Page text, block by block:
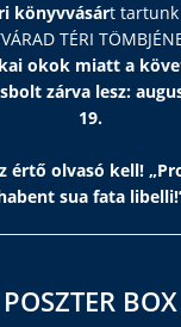
könyvvásárt tartunk
TÉRI
okok miatt a
zárva lesz:
19.
értő olvasó kell!
sua fata
POSZTER BOX